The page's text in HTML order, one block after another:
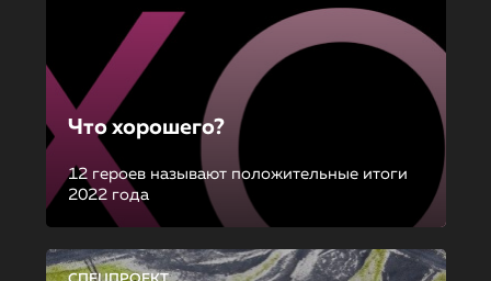
Что хорошего?
12 героев называют положительные итоги
2022 года